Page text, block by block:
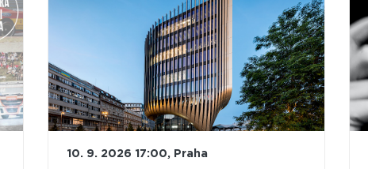
10. 9. 2026 17:00, Praha